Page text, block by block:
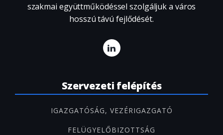
szakmai együttműködéssel szolgáljuk a város
hosszú távú fejlődését.
Szervezeti felépítés
IGAZGATÓSÁG, VEZÉRIGAZGATÓ
FELÜGYELŐBIZOTTSÁG